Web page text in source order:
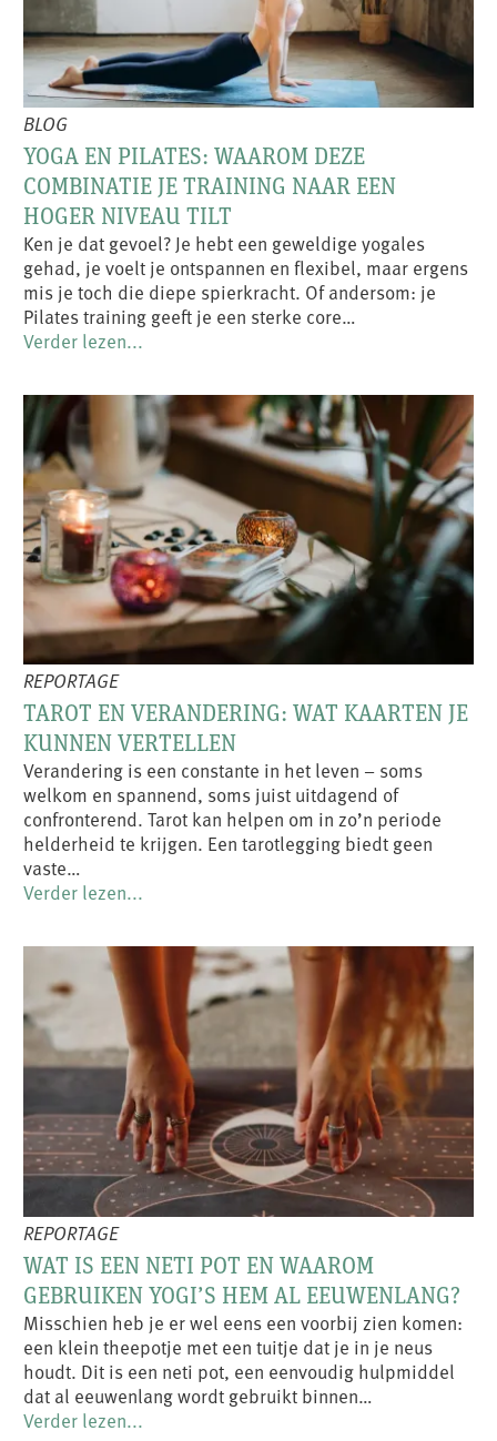
BLOG
YOGA EN PILATES: WAAROM DEZE
COMBINATIE JE TRAINING NAAR EEN
HOGER NIVEAU TILT
Ken je dat gevoel? Je hebt een geweldige yogales
gehad, je voelt je ontspannen en flexibel, maar ergens
mis je toch die diepe spierkracht. Of andersom: je
Pilates training geeft je een sterke core…
Verder lezen...
REPORTAGE
TAROT EN VERANDERING: WAT KAARTEN JE
KUNNEN VERTELLEN
Verandering is een constante in het leven – soms
welkom en spannend, soms juist uitdagend of
confronterend. Tarot kan helpen om in zo’n periode
helderheid te krijgen. Een tarotlegging biedt geen
vaste…
Verder lezen...
REPORTAGE
WAT IS EEN NETI POT EN WAAROM
GEBRUIKEN YOGI’S HEM AL EEUWENLANG?
Misschien heb je er wel eens een voorbij zien komen:
een klein theepotje met een tuitje dat je in je neus
houdt. Dit is een neti pot, een eenvoudig hulpmiddel
dat al eeuwenlang wordt gebruikt binnen…
Verder lezen...